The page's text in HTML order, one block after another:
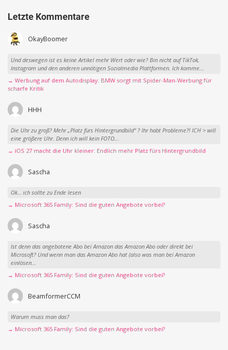
Letzte Kommentare
OkayBoomer
Und deswegen ist es keine Artikel mehr Wert oder wie? Bin nicht auf TikTok,
Instagram und den anderen unnötigen Sozialmedia Plattformen. Ich komme...
→ Werbung auf dem Autodisplay: BMW sorgt mit Spider-Man-Werbung für
scharfe Kritik
HHH
Die Uhr zu groß? Mehr „Platz fürs Hintergrundbild“ ? Ihr habt Probleme?! ICH > will
eine größere Uhr. Denn ich will kein FOTO...
→ iOS 27 macht die Uhr kleiner: Endlich mehr Platz fürs Hintergrundbild
Sascha
Ok… ich sollte zu Ende lesen
→ Microsoft 365 Family: Sind die guten Angebote vorbei?
Sascha
Ist denn das angebotene Abo bei Amazon das Amazon Abo oder direkt bei
Microsoft? Und wenn man das Amazon Abo hat (also was man bei Amazon
einlösen...
→ Microsoft 365 Family: Sind die guten Angebote vorbei?
BeamformerCCM
Warum muss man das?
→ Microsoft 365 Family: Sind die guten Angebote vorbei?